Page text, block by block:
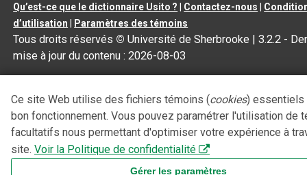
Qu’est-ce que le dictionnaire Usito ? | Contactez-nous |
d’utilisation | Paramètres des témoins
Tous droits réservés © Université de Sherbrooke |3.2.2 -
mise à jour du contenu :2026-08-03
Ce site Web utilise des fichiers témoins (cookies) essentiels
bon fonctionnement. Vous pouvez paramétrer l'utilisation de
facultatifs nous permettant d'optimiser votre expérience à
site. Voir la Politique de confidentialité
Gérer les paramètres